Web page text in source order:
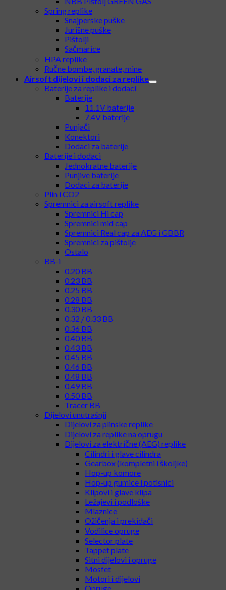
Spring replike
Snajperske puške
Jurišne puške
Pištolji
Sačmarice
HPA replike
Ručne bombe, granate, mine
Airsoft dijelovi i dodaci za replike
Baterije za replike i dodaci
Baterije
11.1V baterije
7.4V baterije
Punjači
Konektori
Dodaci za baterije
Baterije i dodaci
Jednokratne baterije
Punjive baterije
Dodaci za baterije
Plin i CO2
Spremnici za airsoft replike
Spremnici Hi cap
Spremnici mid cap
Spremnici Real cap za AEG i GBBR
Spremnici za pištolje
Ostalo
BB-i
0.20 BB
0.23 BB
0.25 BB
0.28 BB
0.30 BB
0.32 / 0.33 BB
0.36 BB
0.40 BB
0.43 BB
0.45 BB
0.46 BB
0.48 BB
0.49 BB
0.50 BB
Tracer BB
Dijelovi unutrašnji
Dijelovi za plinske replike
Dijelovi za replike na oprugu
Dijelovi za električne (AEG) replike
Cilindri i glave cilindra
Gearbox (kompletni i školjke)
Hop-up komore
Hop-up gumice i potisnici
Klipovi i glave klipa
Ležajevi i podloške
Mlaznice
Ožičenja i prekidači
Vodilice opruge
Selector plate
Tappet plate
Sitni dijelovi i opruge
Mosfet
Motori i dijelovi